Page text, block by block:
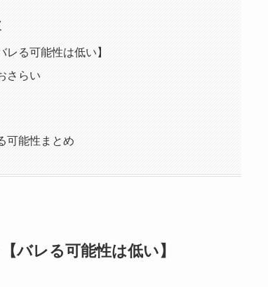
る可能性は低い】
さらい
可能性まとめ
バレる可能性は低い】